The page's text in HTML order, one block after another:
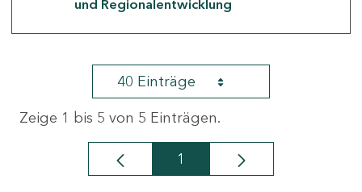
und Regionalentwicklung
40 Einträge
Zeige 1 bis 5 von 5 Einträgen.
Seite
1